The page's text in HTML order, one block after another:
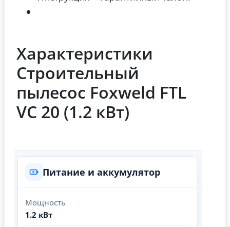
Характеристики
Строительный
пылесос Foxweld FTL
VC 20 (1.2 кВт)
Питание и аккумулятор
Мощность
1.2 кВт